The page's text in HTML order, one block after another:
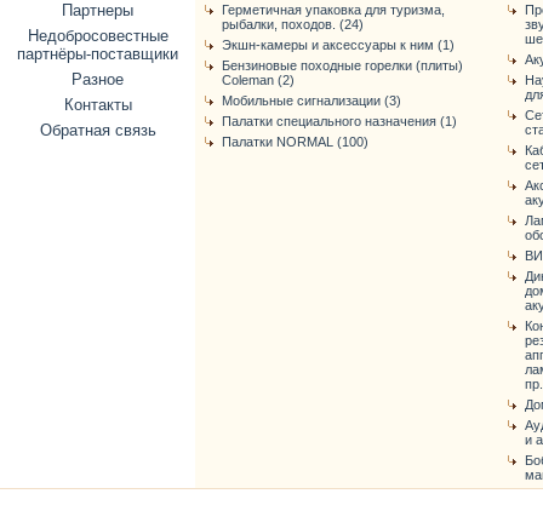
Партнеры
Недобросовестные
партнёры-поставщики
Разное
Контакты
Обратная связь
Герметичная упаковка для туризма,
рыбалки, походов. (24)
Экшн-камеры и аксессуары к ним (1)
Бензиновые походные горелки (плиты)
Coleman (2)
Мобильные сигнализации (3)
Палатки специального назначения (1)
Палатки NORMAL (100)
и